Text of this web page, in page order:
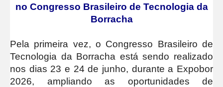
no Congresso Brasileiro de Tecnologia da
Borracha
Pela primeira vez, o Congresso Brasileiro de
Tecnologia da Borracha está sendo realizado
nos dias 23 e 24 de junho, durante a Expobor
2026, ampliando as oportunidades de